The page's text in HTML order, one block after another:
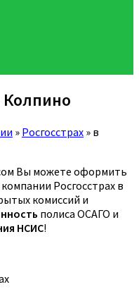
Колпино
» Росгосстрах » в
Вы можете оформить
Росгосстрах в
комиссий и
полиса ОСАГО и
НСИС!